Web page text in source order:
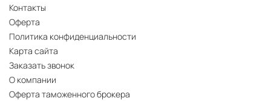
Контакты
Оферта
Политика конфиденциальности
Карта сайта
Заказать звонок
О компании
Оферта таможенного брокера